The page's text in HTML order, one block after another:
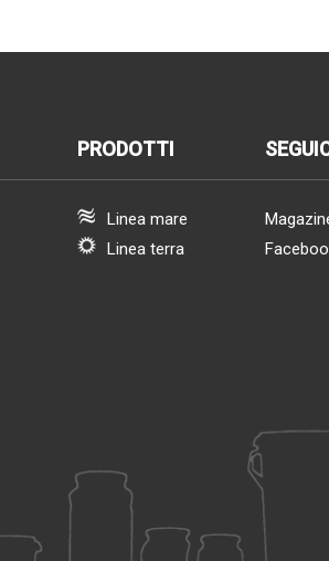
PRODOTTI
Linea mare
Linea terra